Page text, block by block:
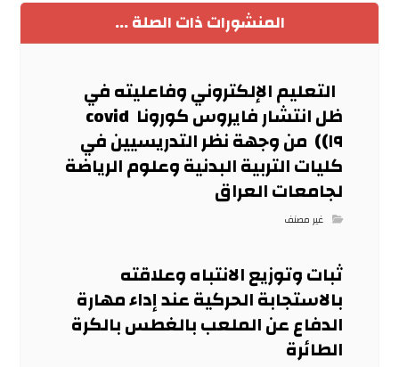
المنشورات ذات الصلة ...
التعليم الإلكتروني وفاعليته في
ظل انتشار فايروس كورونا covid
١٩)) من وجهة نظر التدريسيين في
كليات التربية البدنية وعلوم الرياضة
لجامعات العراق
غير مصنف
ثبات وتوزيع الانتباه وعلاقته
بالاستجابة الحركية عند إداء مهارة
الدفاع عن الملعب بالغطس بالكرة
الطائرة